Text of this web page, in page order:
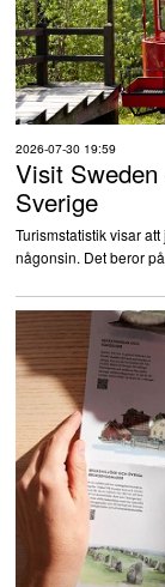
2026-07-30 19:59
Visit
Sverige
Turismstatistik visar
någonsin. Det beror